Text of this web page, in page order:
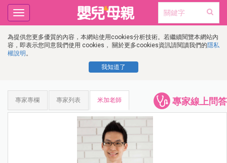
為提供您更多優質的內容，本網站使用cookies分析技術。若繼續閱覽本網站內
容，即表示您同意我們使用 cookies， 關於更多cookies資訊請閱讀我們的隱私
權說明 。
我知道了
Toggle
navigation
專家線上問答
專家專欄 專家列表 米加老師